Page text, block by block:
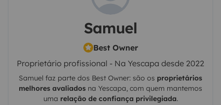
Samuel
Best Owner
Proprietário profissional - Na Yescapa desde 2022
Samuel faz parte dos Best Owner: são os proprietários
melhores avaliados na Yescapa, com quem mantemos
uma relação de confiança privilegiada.